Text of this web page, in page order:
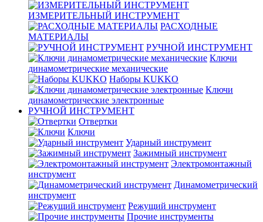
ИЗМЕРИТЕЛЬНЫЙ ИНСТРУМЕНТ
РАСХОДНЫЕ
МАТЕРИАЛЫ
РУЧНОЙ ИНСТРУМЕНТ
Ключи
динамометрические механические
Наборы KUKKO
Ключи
динамометрические электронные
РУЧНОЙ ИНСТРУМЕНТ
Отвертки
Ключи
Ударный инструмент
Зажимный инструмент
Электромонтажный
инструмент
Динамометрический
инструмент
Режущий инструмент
Прочие инструменты